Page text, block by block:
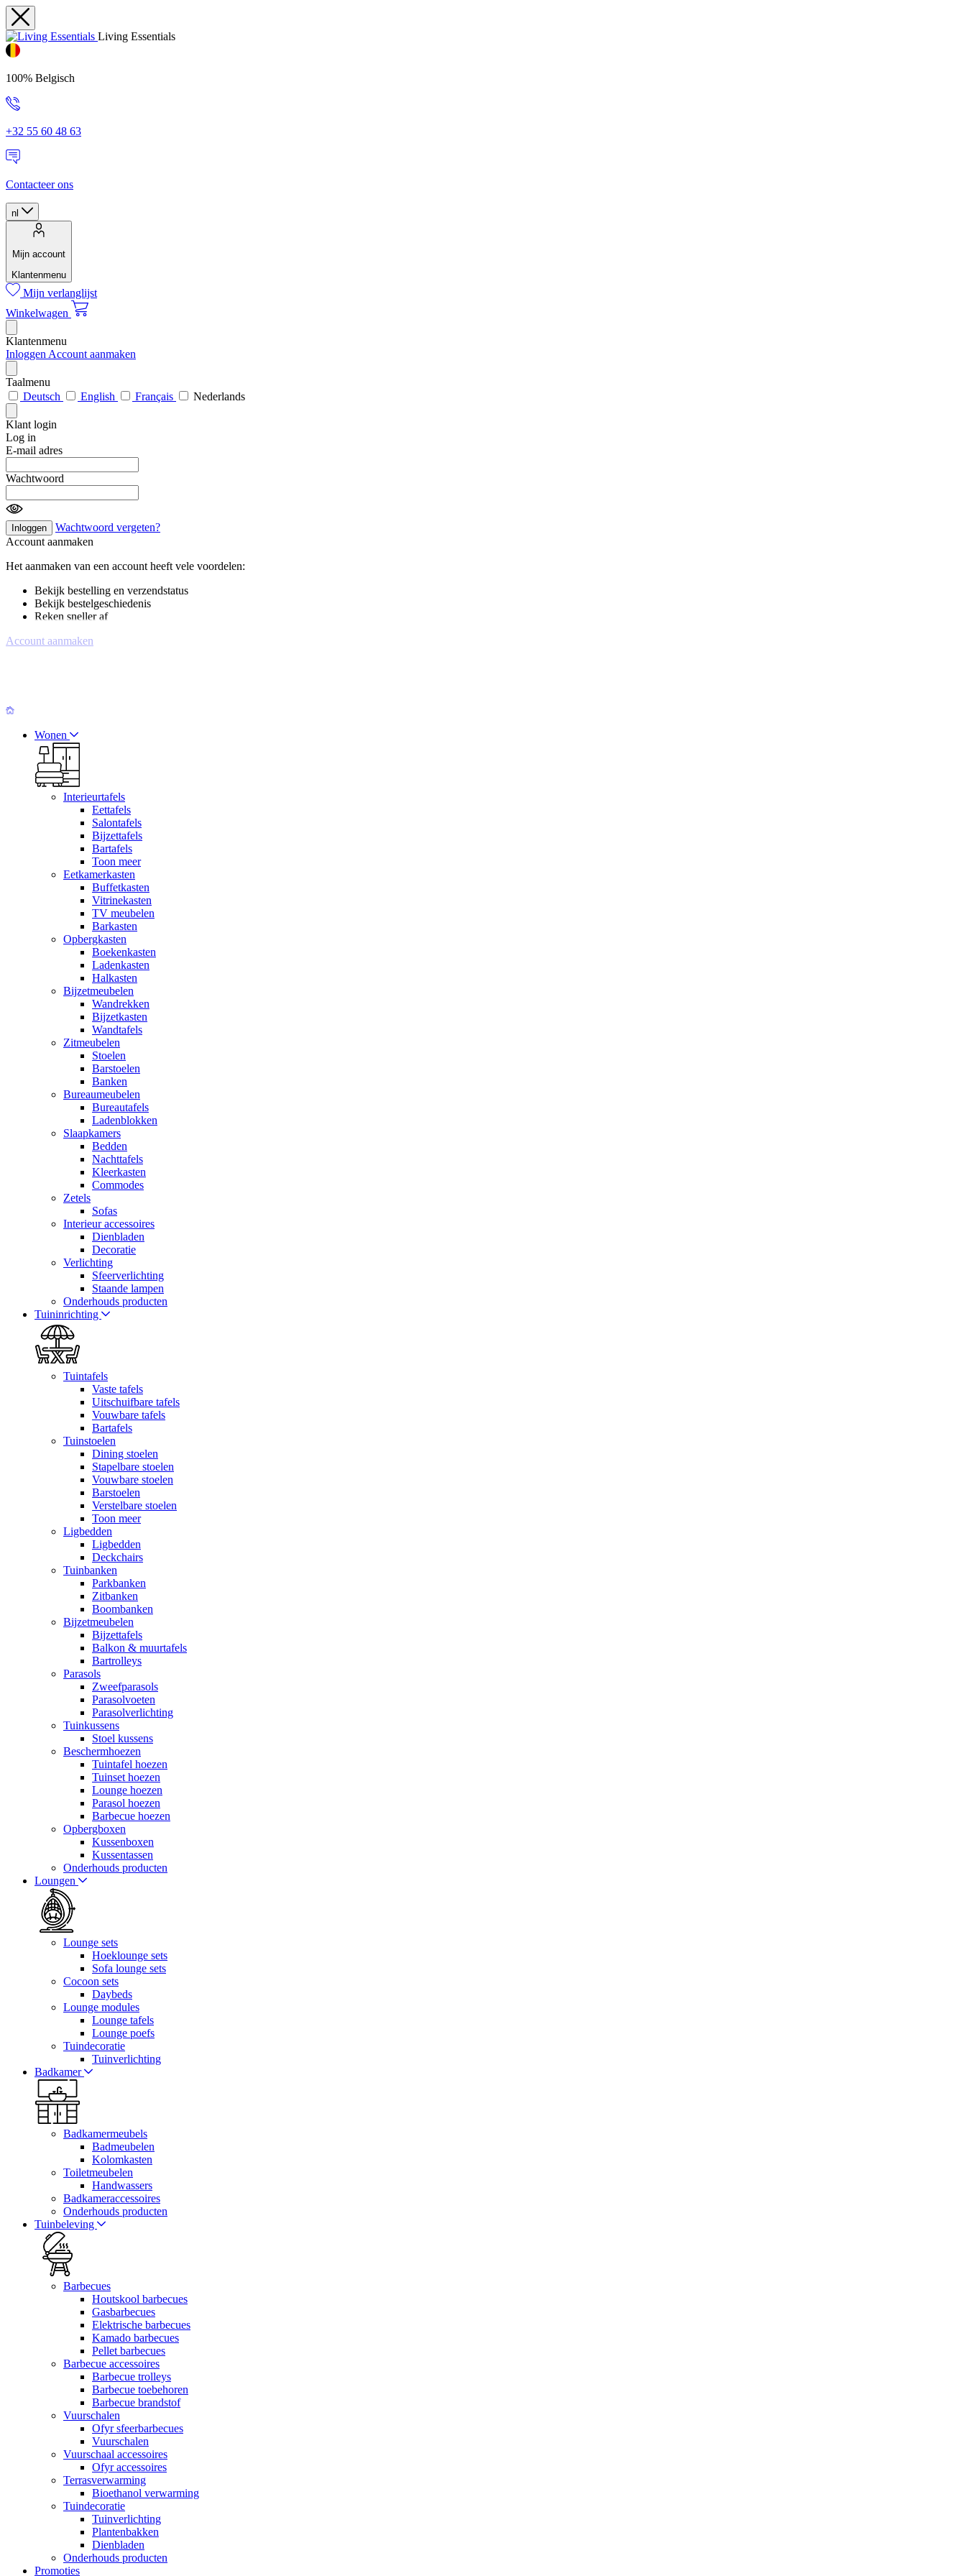
Living Essentials
100% Belgisch
+32 55 60 48 63
Contacteer ons
nl
Mijn account
Klantenmenu
Mijn verlanglijst
Winkelwagen
Klantenmenu
Inloggen Account aanmaken
Taalmenu
Deutsch
English Français Nederlands
Klant login
Log in
E-mail adres
Wachtwoord
Inloggen
Wachtwoord vergeten?
Account aanmaken
Het aanmaken van een account heeft vele voordelen:
Bekijk bestelling en verzendstatus
Bekijk bestelgeschiedenis
Reken sneller af
Account aanmaken
Wonen
Interieurtafels
Eettafels
Salontafels
Bijzettafels
Bartafels
Toon meer
Eetkamerkasten
Buffetkasten
Vitrinekasten
TV meubelen
Barkasten
Opbergkasten
Boekenkasten
Ladenkasten
Halkasten
Bijzetmeubelen
Wandrekken
Bijzetkasten
Wandtafels
Zitmeubelen
Stoelen
Barstoelen
Banken
Bureaumeubelen
Bureautafels
Ladenblokken
Slaapkamers
Bedden
Nachttafels
Kleerkasten
Commodes
Zetels
Sofas
Interieur accessoires
Dienbladen
Decoratie
Verlichting
Sfeerverlichting
Staande lampen
Onderhouds producten
Tuininrichting
Tuintafels
Vaste tafels
Uitschuifbare tafels
Vouwbare tafels
Bartafels
Tuinstoelen
Dining stoelen
Stapelbare stoelen
Vouwbare stoelen
Barstoelen
Verstelbare stoelen
Toon meer
Ligbedden
Ligbedden
Deckchairs
Tuinbanken
Parkbanken
Zitbanken
Boombanken
Bijzetmeubelen
Bijzettafels
Balkon & muurtafels
Bartrolleys
Parasols
Zweefparasols
Parasolvoeten
Parasolverlichting
Tuinkussens
Stoel kussens
Beschermhoezen
Tuintafel hoezen
Tuinset hoezen
Lounge hoezen
Parasol hoezen
Barbecue hoezen
Opbergboxen
Kussenboxen
Kussentassen
Onderhouds producten
Loungen
Lounge sets
Hoeklounge sets
Sofa lounge sets
Cocoon sets
Daybeds
Lounge modules
Lounge tafels
Lounge poefs
Tuindecoratie
Tuinverlichting
Badkamer
Badkamermeubels
Badmeubelen
Kolomkasten
Toiletmeubelen
Handwassers
Badkameraccessoires
Onderhouds producten
Tuinbeleving
Barbecues
Houtskool barbecues
Gasbarbecues
Elektrische barbecues
Kamado barbecues
Pellet barbecues
Barbecue accessoires
Barbecue trolleys
Barbecue toebehoren
Barbecue brandstof
Vuurschalen
Ofyr sfeerbarbecues
Vuurschalen
Vuurschaal accessoires
Ofyr accessoires
Terrasverwarming
Bioethanol verwarming
Tuindecoratie
Tuinverlichting
Plantenbakken
Dienbladen
Onderhouds producten
Promoties